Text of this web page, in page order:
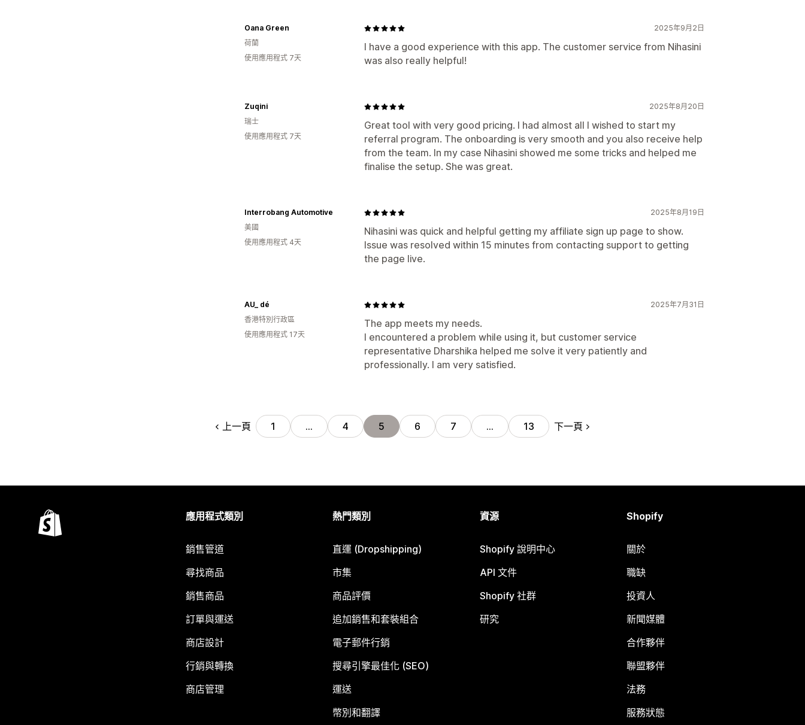
2025年9月2日
I have a good experience with this app. The customer service from Nihasini
was also really helpful!
Oana Green
荷蘭
使用應用程式 7天
2025年8月20日
Great tool with very good pricing. I had almost all I wished to start my
referral program. The onboarding is very smooth and you also receive help
from the team. In my case Nihasini showed me some tricks and helped me
finalise the setup. She was great.
Zuqini
瑞士
使用應用程式 7天
2025年8月19日
Nihasini was quick and helpful getting my affiliate sign up page to show.
Issue was resolved within 15 minutes from contacting support to getting
the page live.
Interrobang Automotive
美國
使用應用程式 4天
2025年7月31日
The app meets my needs.
I encountered a problem while using it, but customer service
representative Dharshika helped me solve it very patiently and
professionally. I am very satisfied.
AU_ dé
香港特別行政區
使用應用程式 17天
上一頁 1 … 4 5 6 7 … 13 下一頁
應用程式類別
銷售管道
尋找商品
銷售商品
訂單與運送
商店設計
行銷與轉換
商店管理
熱門類別
直運 (Dropshipping)
市集
商品評價
追加銷售和套裝組合
電子郵件行銷
搜尋引擎最佳化 (SEO)
運送
幣別和翻譯
資源
Shopify 說明中心
API 文件
Shopify 社群
研究
Shopify
關於
職缺
投資人
新聞媒體
合作夥伴
聯盟夥伴
法務
服務狀態